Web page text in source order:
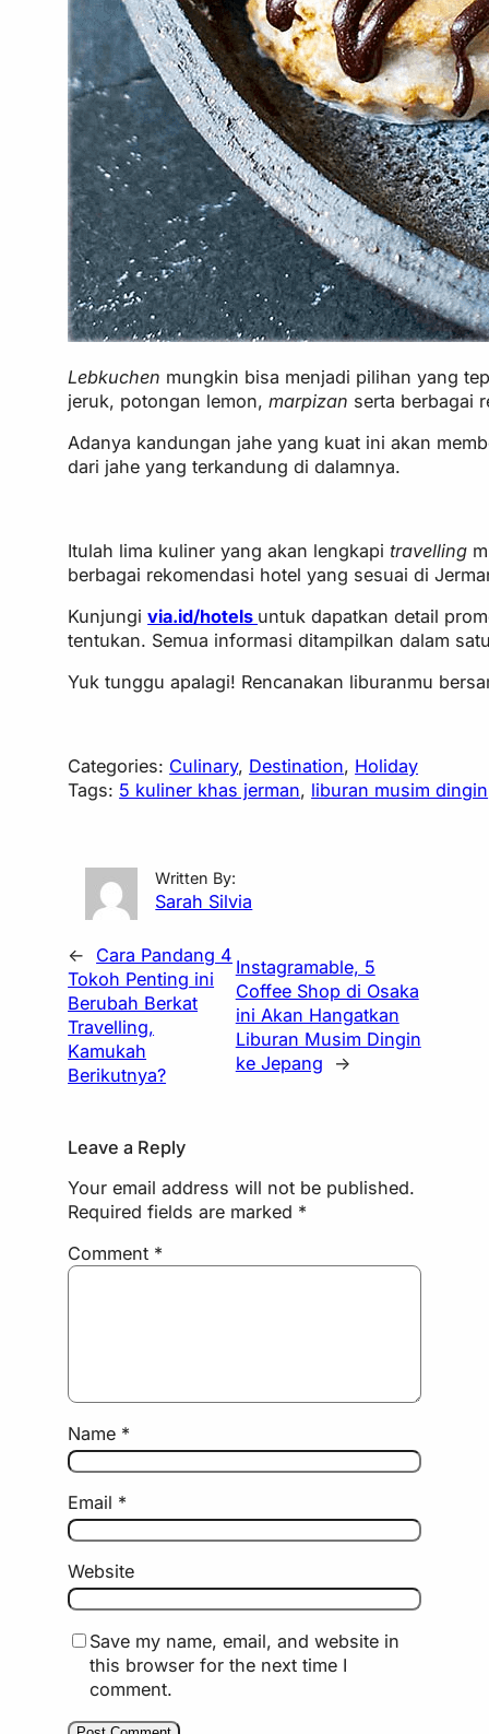
Lebkuchen mungkin bisa menjadi pilihan yang
jeruk, potongan lemon,marpizan serta berbagai
Adanya kandungan jahe yang kuat ini akan
dari jahe yang terkandung di dalamnya.
Itulah lima kuliner yang akan lengkapitravelling
berbagai rekomendasi hotel yang sesuai di
Kunjungivia.id/hotels untuk dapatkan detail
tentukan. Semua informasi ditampilkan dalam
Yuk tunggu apalagi! Rencanakan liburanmu
Categories: Culinary, Destination, Holiday
Tags: 5 kuliner khas jerman, liburan musim dingin
Written By:
Sarah Silvia
←
Cara Pandang 4
Tokoh Penting ini
Berubah Berkat
Travelling,
Kamukah
Berikutnya?
Instagramable, 5
Coffee Shop di Osaka
ini Akan Hangatkan
Liburan Musim Dingin
ke Jepang
→
Leave a Reply
Your email address will not be published.
Required fields are marked *
Comment *
Name *
Email *
Website
Save my name, email, and website in
this browser for the next time I
comment.